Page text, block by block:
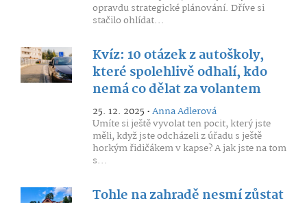
opravdu strategické plánování. Dříve si
stačilo ohlídat...
Kvíz: 10 otázek z autoškoly,
které spolehlivě odhalí, kdo
nemá co dělat za volantem
25. 12. 2025 •Anna Adlerová
Umíte si ještě vyvolat ten pocit, který jste
měli, když jste odcházeli z úřadu s ještě
horkým řidičákem v kapse? A jak jste na tom
s...
Tohle na zahradě nesmí zůstat